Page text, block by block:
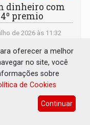
dinheiro com
premio
de 2026 às 11:32
oferecer a melhor
no site, você
sobre
de Cookies
Continuar